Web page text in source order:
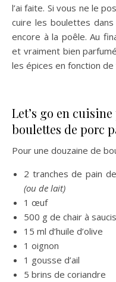
l’ai faite. Si vous ne le
cuire les boulettes
encore à la poêle. Au
et vraiment bien
les épices en fonction
Let’s go en
boulettes de porc
Pour une douzaine de
2 tranches de pain
(ou de lait)
1 œuf
500 g de chair à
15 ml d’huile d’olive
1 oignon
1 gousse d’ail
5 brins de coriandre